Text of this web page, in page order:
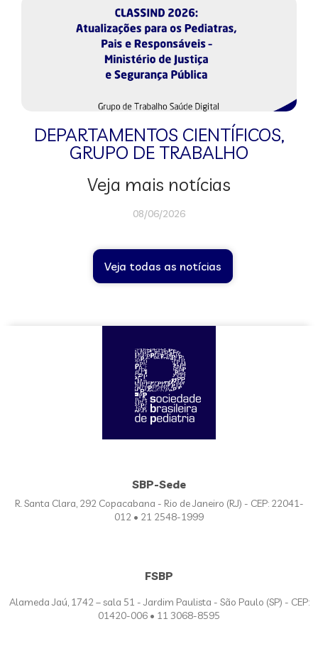
DEPARTAMENTOS CIENTÍFICOS,
GRUPO DE TRABALHO
Veja mais notícias
08/06/2026
Veja todas as notícias
SBP-Sede
R. Santa Clara, 292 Copacabana - Rio de Janeiro (RJ) - CEP: 22041-
012 • 21 2548-1999
FSBP
Alameda Jaú, 1742 – sala 51 - Jardim Paulista - São Paulo (SP) - CEP:
01420-006 • 11 3068-8595